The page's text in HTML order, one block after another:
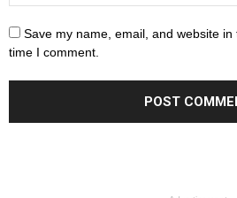
Save my name, email, and website
time I comment.